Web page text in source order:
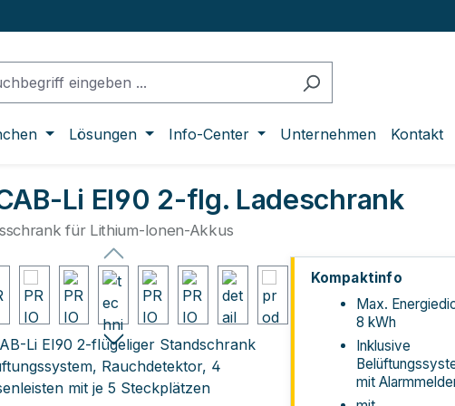
Lösungen Info-Center Unternehmen Kontakt
Li EI90 2-flg. Ladeschrank
für Lithium-Ionen-Akkus
überspringen
Kompaktinfo
Max.
8 kWh
Inklusive
mit